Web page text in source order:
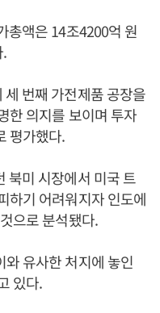
총액은 14조4200억 원
번째 가전제품 공장을
한 의지를 보이며 투자
평가했다.
북미 시장에서 미국 트
하기 어려워지자 인도에
으로 분석됐다.
유사한 처지에 놓인
있다.